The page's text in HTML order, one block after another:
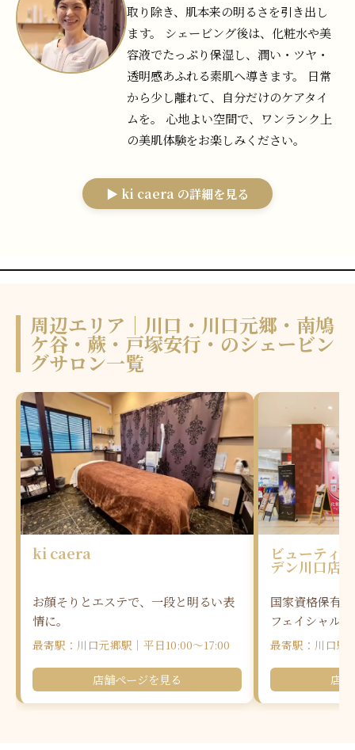
取り除き、肌本来の明るさを引き出し
ます。 シェービング後は、化粧水や美
容液でたっぷり保湿し、潤い・ツヤ・
透明感あふれる素肌へ導きます。 日常
から少し離れて、自分だけのケアタイ
ムを。 心地よい空間で、ワンランク上
の美肌体験をお楽しみください。
▶ ki caera の詳細を見る
周辺エリア｜川口・川口元郷・南鳩
ケ谷・蕨・戸塚安行・のシェービン
グサロン一覧
ki caera
お顔そりとエステで、一段と明るい表
情に。
最寄駅：川口元郷駅｜平日10:00～17:00
店舗ページを見る
ビューティ
デン川口店
国家資格保有
フェイシャル
最寄駅：川口駅
店